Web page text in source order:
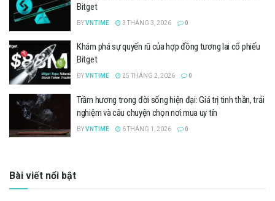
Bitget
BYVNTIME 3 THÁNG 3, 2026 0
Khám phá sự quyến rũ của hợp đồng tương lai cổ phiếu
Bitget
BYVNTIME 25 THÁNG 2, 2026 0
Trầm hương trong đời sống hiện đại: Giá trị tinh thần, trải
nghiệm và câu chuyện chọn nơi mua uy tín
BYVNTIME 6 THÁNG 1, 2026 0
Bài viết nổi bật